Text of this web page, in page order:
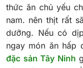
thức ăn chủ yếu
nam. nên thịt rất
dưỡng. Nếu có
ngay món ăn hấp
đặc sản Tây Ninh